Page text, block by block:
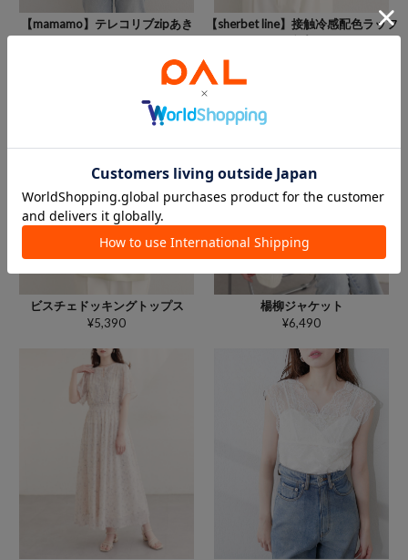
【mamamo】テレコリブzipあき
TOPS
【sherbet line】接触冷感配色ラッフ
ビスチェドッキングトップス
¥5,390
楊柳ジャケット
¥6,490